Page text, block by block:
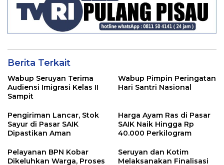
Berita Terkait
Wabup Seruyan Terima
Audiensi Imigrasi Kelas II
Sampit
Wabup Pimpin Peringatan
Hari Santri Nasional
Pengiriman Lancar, Stok
Sayur di Pasar SAIK
Dipastikan Aman
Harga Ayam Ras di Pasar
SAIK Naik Hingga Rp
40.000 Perkilogram
Pelayanan BPN Kobar
Dikeluhkan Warga, Proses
Seruyan dan Kotim
Melaksanakan Finalisasi